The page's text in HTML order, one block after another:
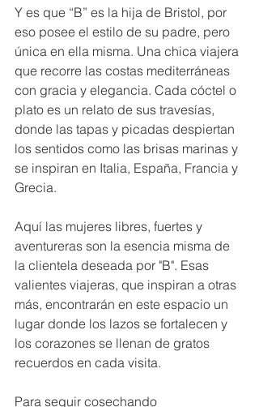
Y es que “B” es la hija de Bristol, por
eso posee el estilo de su padre, pero
única en ella misma. Una chica viajera
que recorre las costas mediterráneas
con gracia y elegancia. Cada cóctel o
plato es un relato de sus travesías,
donde las tapas y picadas despiertan
los sentidos como las brisas marinas y
se inspiran en Italia, España, Francia y
Grecia.
Aquí las mujeres libres, fuertes y
aventureras son la esencia misma de
la clientela deseada por "B". Esas
valientes viajeras, que inspiran a otras
más, encontrarán en este espacio un
lugar donde los lazos se fortalecen y
los corazones se llenan de gratos
recuerdos en cada visita.
Para seguir cosechando